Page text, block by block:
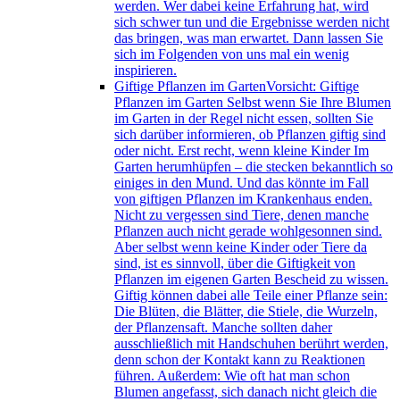
werden. Wer dabei keine Erfahrung hat, wird
sich schwer tun und die Ergebnisse werden nicht
das bringen, was man erwartet. Dann lassen Sie
sich im Folgenden von uns mal ein wenig
inspirieren.
Giftige Pflanzen im GartenVorsicht: Giftige
Pflanzen im Garten Selbst wenn Sie Ihre Blumen
im Garten in der Regel nicht essen, sollten Sie
sich darüber informieren, ob Pflanzen giftig sind
oder nicht. Erst recht, wenn kleine Kinder Im
Garten herumhüpfen – die stecken bekanntlich so
einiges in den Mund. Und das könnte im Fall
von giftigen Pflanzen im Krankenhaus enden.
Nicht zu vergessen sind Tiere, denen manche
Pflanzen auch nicht gerade wohlgesonnen sind.
Aber selbst wenn keine Kinder oder Tiere da
sind, ist es sinnvoll, über die Giftigkeit von
Pflanzen im eigenen Garten Bescheid zu wissen.
Giftig können dabei alle Teile einer Pflanze sein:
Die Blüten, die Blätter, die Stiele, die Wurzeln,
der Pflanzensaft. Manche sollten daher
ausschließlich mit Handschuhen berührt werden,
denn schon der Kontakt kann zu Reaktionen
führen. Außerdem: Wie oft hat man schon
Blumen angefasst, sich danach nicht gleich die